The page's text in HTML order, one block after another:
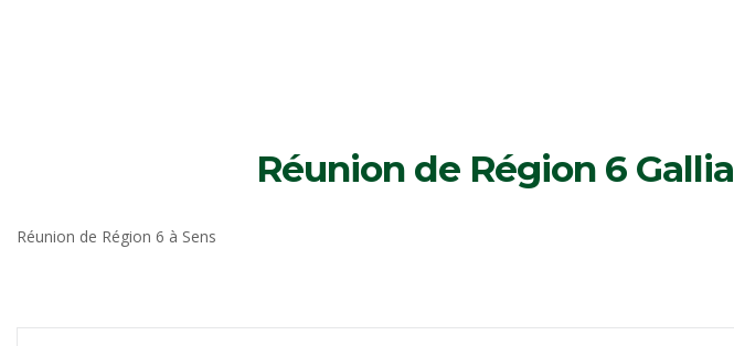
Réunion de Région 6 Gallia
Réunion de Région 6 à Sens